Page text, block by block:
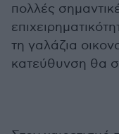
πολλές
τη γαλάζια
κατεύθυνση θα